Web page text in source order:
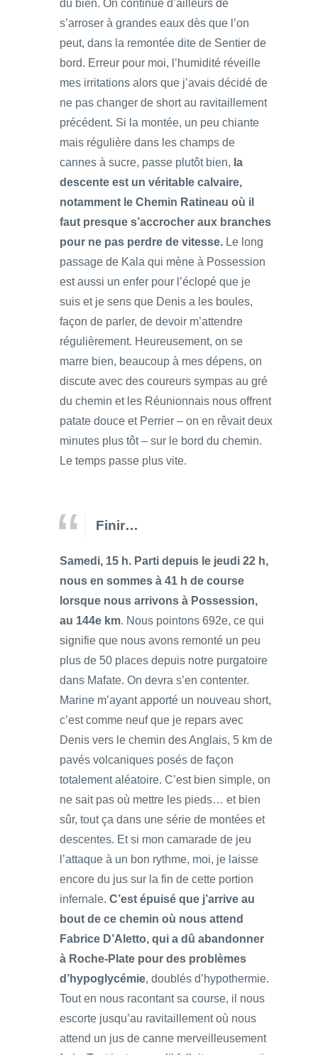
du bien. On continue d’ailleurs de
s’arroser à grandes eaux dès que l’on
peut, dans la remontée dite de Sentier de
bord. Erreur pour moi, l’humidité réveille
mes irritations alors que j’avais décidé de
ne pas changer de short au ravitaillement
précédent. Si la montée, un peu chiante
mais régulière dans les champs de
cannes à sucre, passe plutôt bien, la
descente est un véritable calvaire,
notamment le Chemin Ratineau où il
faut presque s’accrocher aux branches
pour ne pas perdre de vitesse. Le long
passage de Kala qui mène à Possession
est aussi un enfer pour l’éclopé que je
suis et je sens que Denis a les boules,
façon de parler, de devoir m’attendre
régulièrement. Heureusement, on se
marre bien, beaucoup à mes dépens, on
discute avec des coureurs sympas au gré
du chemin et les Réunionnais nous offrent
patate douce et Perrier – on en rêvait deux
minutes plus tôt – sur le bord du chemin.
Le temps passe plus vite.
Finir…
Samedi, 15 h. Parti depuis le jeudi 22 h,
nous en sommes à 41 h de course
lorsque nous arrivons à Possession,
au 144e km. Nous pointons 692e, ce qui
signifie que nous avons remonté un peu
plus de 50 places depuis notre purgatoire
dans Mafate. On devra s’en contenter.
Marine m’ayant apporté un nouveau short,
c’est comme neuf que je repars avec
Denis vers le chemin des Anglais, 5 km de
pavés volcaniques posés de façon
totalement aléatoire. C’est bien simple, on
ne sait pas où mettre les pieds… et bien
sûr, tout ça dans une série de montées et
descentes. Et si mon camarade de jeu
l’attaque à un bon rythme, moi, je laisse
encore du jus sur la fin de cette portion
infernale. C’est épuisé que j’arrive au
bout de ce chemin où nous attend
Fabrice D’Aletto, qui a dû abandonner
à Roche-Plate pour des problèmes
d’hypoglycémie, doublés d’hypothermie.
Tout en nous racontant sa course, il nous
escorte jusqu’au ravitaillement où nous
attend un jus de canne merveilleusement